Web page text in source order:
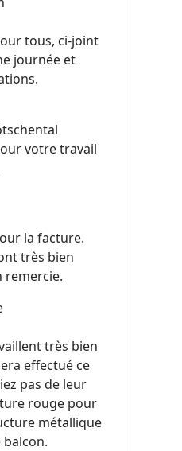
tous, ci-joint
journée et
votre travail
la facture.
très bien
remercie.
très bien
effectué ce
pas de leur
rouge pour
métallique